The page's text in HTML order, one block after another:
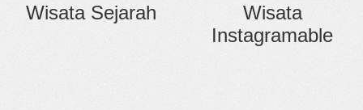
Wisata Sejarah
Wisata
Instagramable